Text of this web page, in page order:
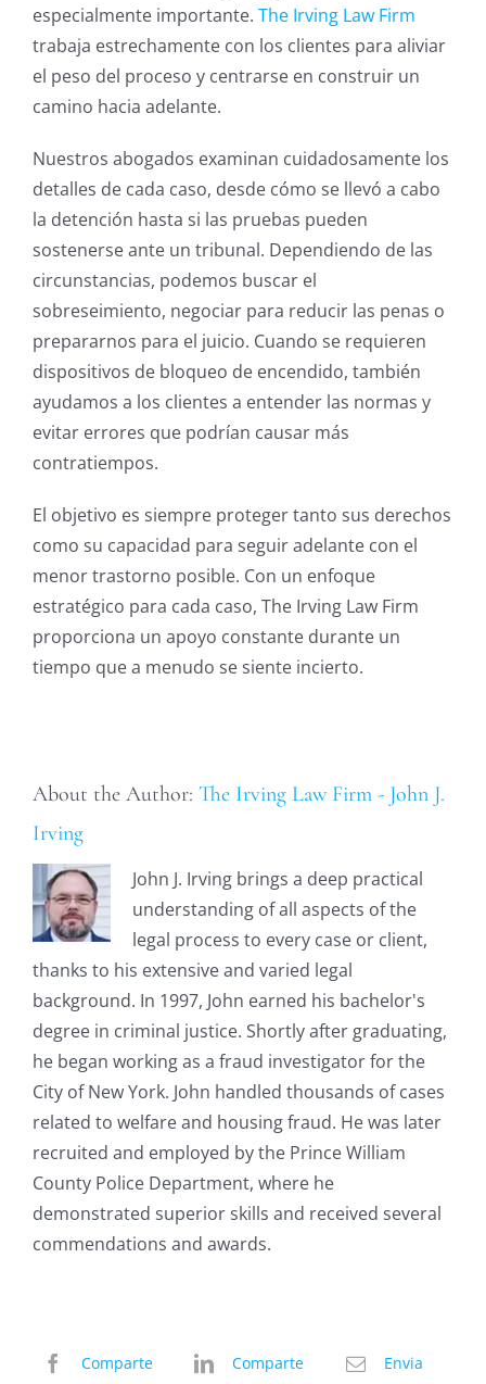
especialmente importante. The Irving Law Firm
trabaja estrechamente con los clientes para aliviar
el peso del proceso y centrarse en construir un
camino hacia adelante.
Nuestros abogados examinan cuidadosamente los
detalles de cada caso, desde cómo se llevó a cabo
la detención hasta si las pruebas pueden
sostenerse ante un tribunal. Dependiendo de las
circunstancias, podemos buscar el
sobreseimiento, negociar para reducir las penas o
prepararnos para el juicio. Cuando se requieren
dispositivos de bloqueo de encendido, también
ayudamos a los clientes a entender las normas y
evitar errores que podrían causar más
contratiempos.
El objetivo es siempre proteger tanto sus derechos
como su capacidad para seguir adelante con el
menor trastorno posible. Con un enfoque
estratégico para cada caso, The Irving Law Firm
proporciona un apoyo constante durante un
tiempo que a menudo se siente incierto.
About the Author: The Irving Law Firm - John J.
Irving
John J. Irving brings a deep practical
understanding of all aspects of the
legal process to every case or client,
thanks to his extensive and varied legal
background. In 1997, John earned his bachelor's
degree in criminal justice. Shortly after graduating,
he began working as a fraud investigator for the
City of New York. John handled thousands of cases
related to welfare and housing fraud. He was later
recruited and employed by the Prince William
County Police Department, where he
demonstrated superior skills and received several
commendations and awards.
Comparte Comparte Envia